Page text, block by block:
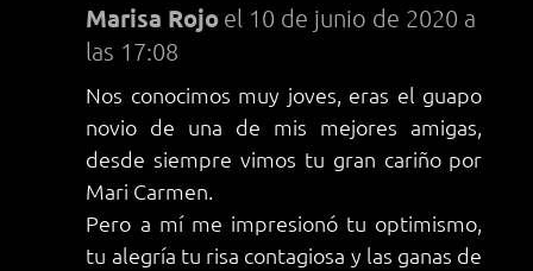
Marisa Rojo el 10 de junio de 2020 a
las 17:08
Nos conocimos muy joves, eras el guapo
novio de una de mis mejores amigas,
desde siempre vimos tu gran cariño por
Mari Carmen.
Pero a mí me impresionó tu optimismo,
tu alegría tu risa contagiosa y las ganas de